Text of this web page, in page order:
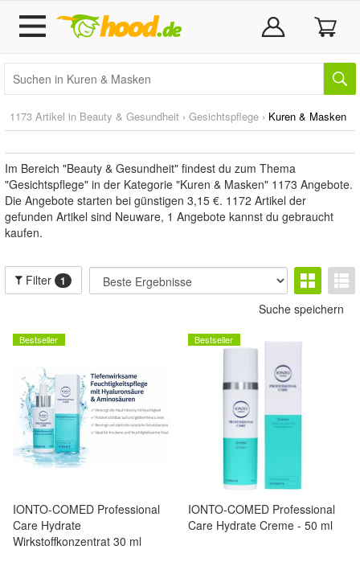
1173 Artikel in Beauty & Gesundheit › Gesichtspflege › Kuren & Masken
Im Bereich "Beauty & Gesundheit" findest du zum Thema
"Gesichtspflege" in der Kategorie "Kuren & Masken" 1173 Angebote.
Die Angebote starten bei günstigen 3,15 €. 1172 Artikel der
gefunden Artikel sind Neuware, 1 Angebote kannst du gebraucht
kaufen.
Filter 1
Suche speichern
Bestseller
IONTO-COMED Professional
Care Hydrate
Wirkstoffkonzentrat 30 ml
Bestseller
IONTO-COMED Professional
Care Hydrate Creme - 50 ml